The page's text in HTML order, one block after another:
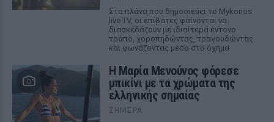
Στα πλάνα που δημοσιεύει το Mykonos
live TV, οι επιβάτες φαίνονται να
διασκεδάζουν με ιδιαίτερα έντονο
τρόπο, χοροπηδώντας, τραγουδώντας
και φωνάζοντας μέσα στο όχημα
Η Μαρία Μενούνος φόρεσε
μπικίνι με τα χρώματα της
ελληνικής σημαίας
ΣΉΜΕΡΑ